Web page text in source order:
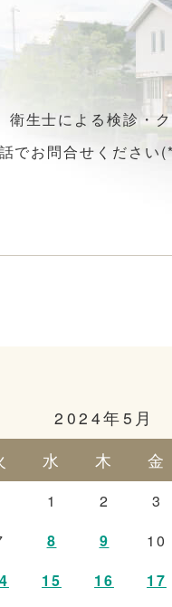
生士による検診・
でお問合せくださ
2024年5月
水 木 金
1 2 3
8 9 10
15 16 17